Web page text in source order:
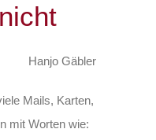
Hanjo Gäbler
Mails, Karten,
mit Worten wie: